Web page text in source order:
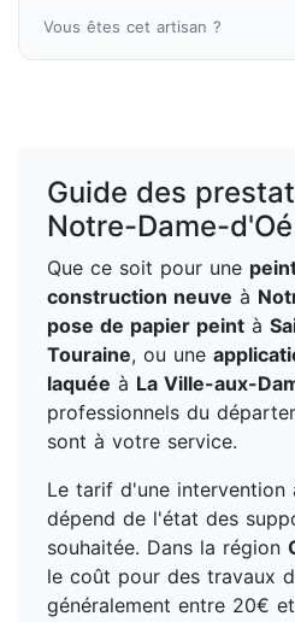
Vous êtes cet artisan ?
Guide des
Notre-Dame-
Que ce soit pour une
construction neuve à
pose de papier peint à
Touraine, ou une
laquée à La Ville-aux-
professionnels du
sont à votre service.
Le tarif d'une intervention
dépend de l'état des
souhaitée. Dans la région
le coût pour des travaux
généralement entre 20€